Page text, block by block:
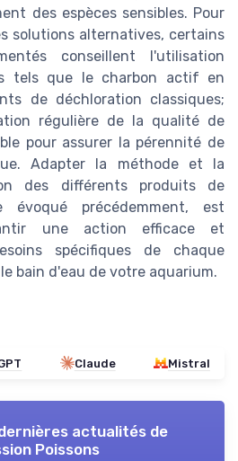
des espèces sensibles. Pour
solutions alternatives, certains
conseillent l'utilisation
tels que le charbon actif en
de déchloration classiques;
régulière de la qualité de
pour assurer la pérennité de
Adapter la méthode et la
des différents produits de
évoqué précédemment, est
une action efficace et
spécifiques de chaque
bain d'eau de votre aquarium.
Claude Mistral
actualités de
Poissons